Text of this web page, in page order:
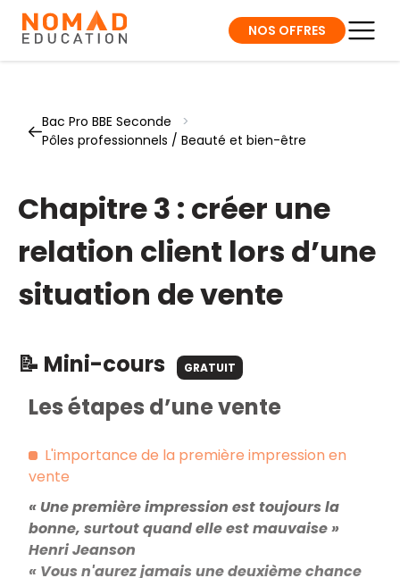
NOS OFFRES
Bac Pro BBE Seconde
>
Pôles professionnels / Beauté et bien-être
Chapitre 3 : créer une
relation client lors d’une
situation de vente
📝 Mini-cours GRATUIT
Les étapes d’une vente
L'importance de la première impression en
vente
« Une première impression est toujours la
bonne, surtout quand elle est mauvaise »
Henri Jeanson
« Vous n'aurez jamais une deuxième chance